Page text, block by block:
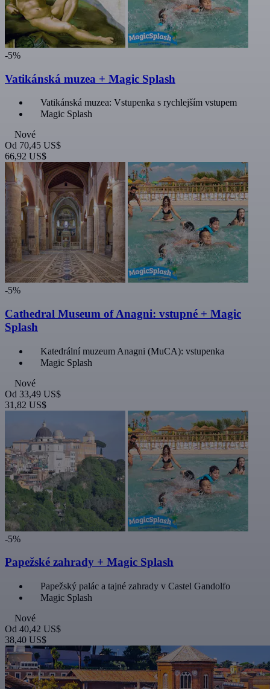
-5%
Vatikánská muzea + Magic Splash
Vatikánská muzea: Vstupenka s rychlejším vstupem
Magic Splash
Nové
Od 70,45 US$
66,92 US$
-5%
Cathedral Museum of Anagni: vstupné + Magic
Splash
Katedrální muzeum Anagni (MuCA): vstupenka
Magic Splash
Nové
Od 33,49 US$
31,82 US$
-5%
Papežské zahrady + Magic Splash
Papežský palác a tajné zahrady v Castel Gandolfo
Magic Splash
Nové
Od 40,42 US$
38,40 US$